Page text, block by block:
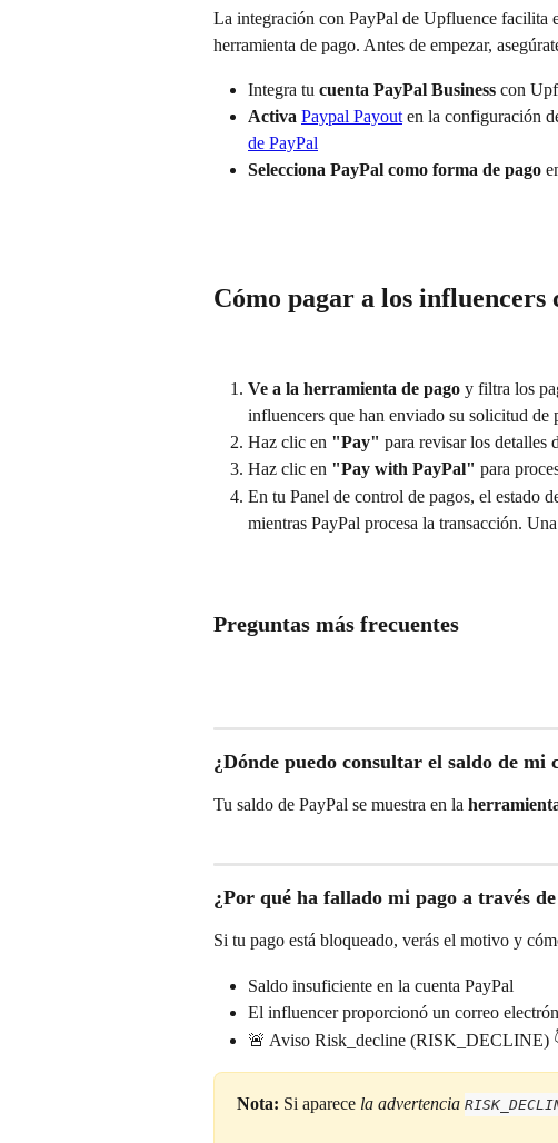
La integración con PayPal de Upfluence facilita
herramienta de pago. Antes de empezar,
Integra tu cuenta PayPal Business con
Activa Paypal Payout en la configuración
de PayPal
Selecciona PayPal como forma de pago
Cómo pagar a los influencers
Ve a la herramienta de pago y filtra los
influencers que han enviado su solicitud de
Haz clic en "Pay" para revisar los detalles
Haz clic en "Pay with PayPal" para
En tu Panel de control de pagos, el estado
mientras PayPal procesa la transacción.
Preguntas más frecuentes
¿Dónde puedo consultar el saldo de mi
Tu saldo de PayPal se muestra en la
¿Por qué ha fallado mi pago a través
Si tu pago está bloqueado, verás el motivo y
Saldo insuficiente en la cuenta PayPal
El influencer proporcionó un correo
🚨 Aviso Risk_decline (RISK_DECLINE)
Nota: Si aparece la advertencia